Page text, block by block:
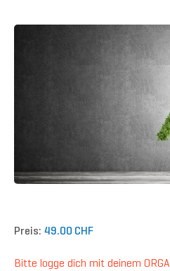
Preis: 49.00 CHF
Bitte logge dich mit deinem